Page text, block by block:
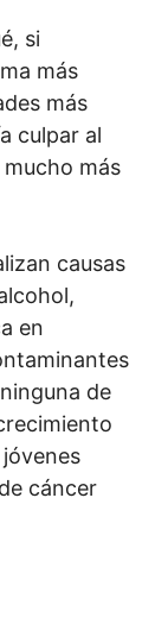
si
más
más
culpar al
más
causas
en
de
cáncer